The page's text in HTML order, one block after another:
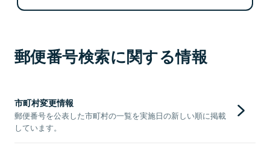
郵便番号検索に関する情報
市町村変更情報
郵便番号を公表した市町村の一覧を実施日の新しい順に掲載
しています。